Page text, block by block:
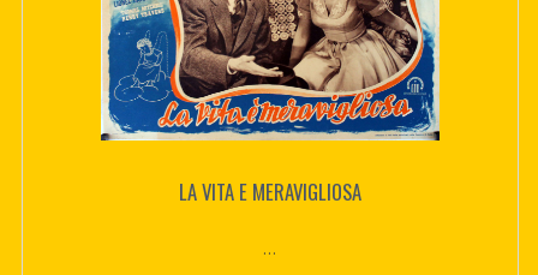
LA VITA E MERAVIGLIOSA
...